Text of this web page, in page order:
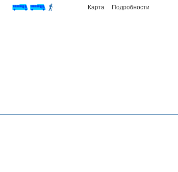
Карта Подробности